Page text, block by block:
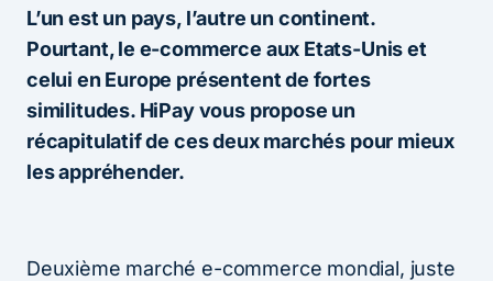
L’un est un pays, l’autre un continent.
Pourtant, le e-commerce aux Etats-Unis et
celui en Europe présentent de fortes
similitudes. HiPay vous propose un
récapitulatif de ces deux marchés pour mieux
les appréhender.
Deuxième marché e-commerce mondial, juste